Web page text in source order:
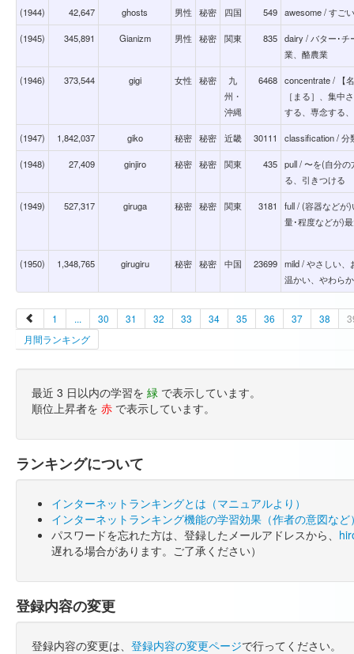
(1944) 42,647 ghosts 男性 秘密 四国 549 awesome / すご
(1945) 345,891 Gianizm 男性 秘密 関東 835 dairy / バター･チ
業、酪農業
(1946) 373,544 gigi 女性 秘密
九
州・
沖縄
6468 concentrate / 【
［まる］、集中
する、専念する
(1947) 1,842,037 giko 秘密 秘密 近畿 30111 classification / 分
(1948) 27,409 ginjiro 秘密 秘密 関東 435 pull / 〜を(自分
る、引きつける
(1949) 527,317 giruga 秘密 秘密 関東 3181
full / (容器などが
量･程度などが)
(1950) 1,348,765 girugiru 秘密 秘密 中国 23699 mild / やさしい
温かい、やわら
1 ... 30 31 32 33 34 35 36 37 38
月間ランキング
最近 3 日以内の学習を 緑 で表示しています。
順位上昇者を 赤 で表示しています。
ランキングについて
インターネットランキングとは（マニュアルより）
インターネットランキング機能の学習効果（作者の意図など
パスワードを忘れた方は、登録したメールアドレスから、
遅れる場合があります。ご了承ください）
登録内容の変更
登録内容の変更は、 登録内容の変更ページで行ってください。